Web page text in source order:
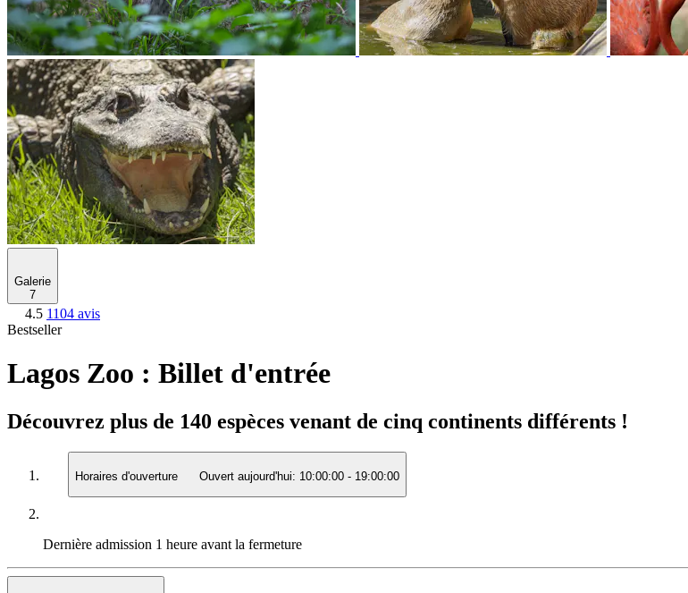
Galerie
7
4.5 1104 avis
Bestseller
Lagos Zoo : Billet d'entrée
Découvrez plus de 140 espèces venant de cinq continents différents !
Horaires d'ouverture Ouvert aujourd'hui: 10:00:00 - 19:00:00
Dernière admission 1 heure avant la fermeture